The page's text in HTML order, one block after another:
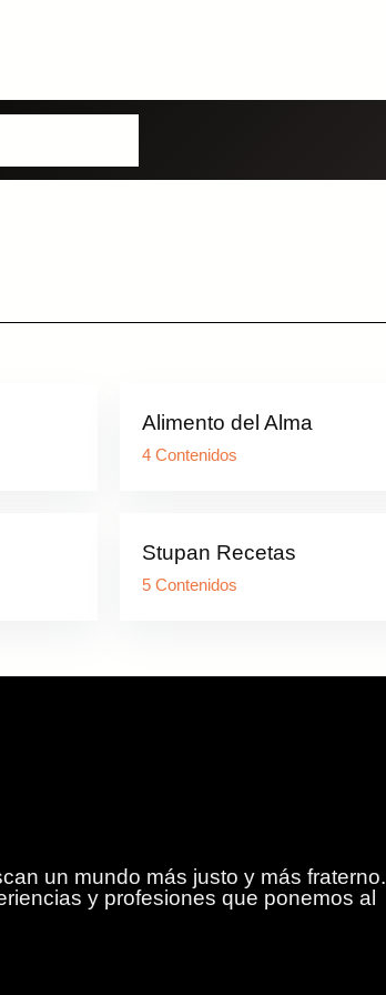
Usuario o Correo Electrónico
Alimento del Alma
4 Contenidos
Stupan Recetas
5 Contenidos
un mundo más justo y más fraterno.
y profesiones que ponemos al